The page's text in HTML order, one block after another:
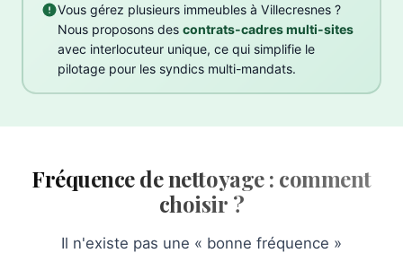
Vous gérez plusieurs immeubles à Villecresnes ?
Nous proposons des contrats-cadres multi-sites
avec interlocuteur unique, ce qui simplifie le
pilotage pour les syndics multi-mandats.
Fréquence de nettoyage : comment
choisir ?
Il n'existe pas une « bonne fréquence »